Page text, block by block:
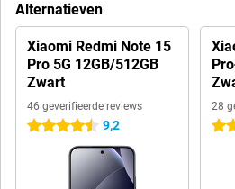
Alternatieven
Xiaomi Redmi Note 15
Pro 5G 12GB/512GB
Zwart
46 geverifieerde reviews
4.5 sterren 9,2
28
4.5